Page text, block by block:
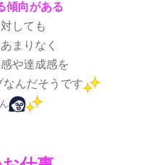
傾向がある
しても
まりなく
や達成感を
なんだそうです